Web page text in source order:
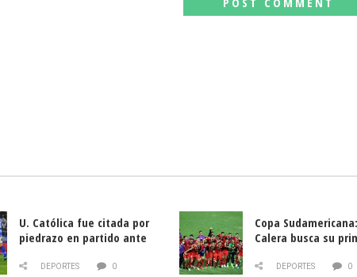
U. Católica fue citada por
piedrazo en partido ante
DEPORTES 0
Copa
Calera busca su
DEPORTES 0